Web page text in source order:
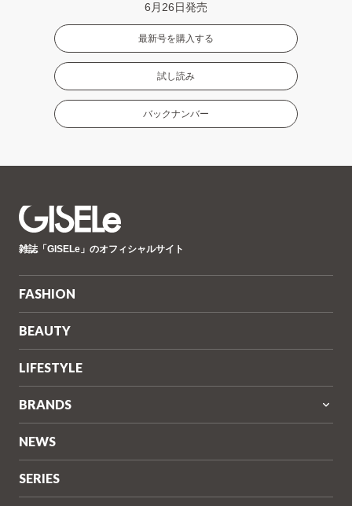
6月26日発売
最新号を購入する
試し読み
バックナンバー
ゼ
雑誌「GISELe」のオフィシャルサイト
FASHION
BEAUTY
LIFESTYLE
BRANDS
NEWS
SERIES